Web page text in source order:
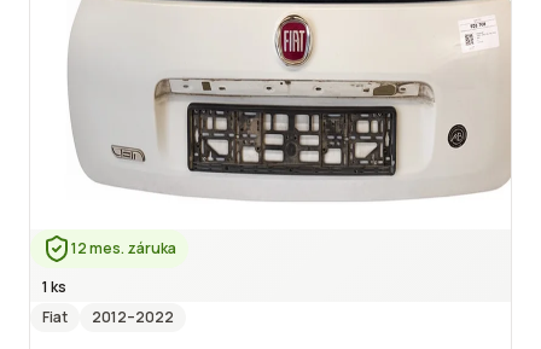
12 mes. záruka
1 ks
Fiat
2012–2022